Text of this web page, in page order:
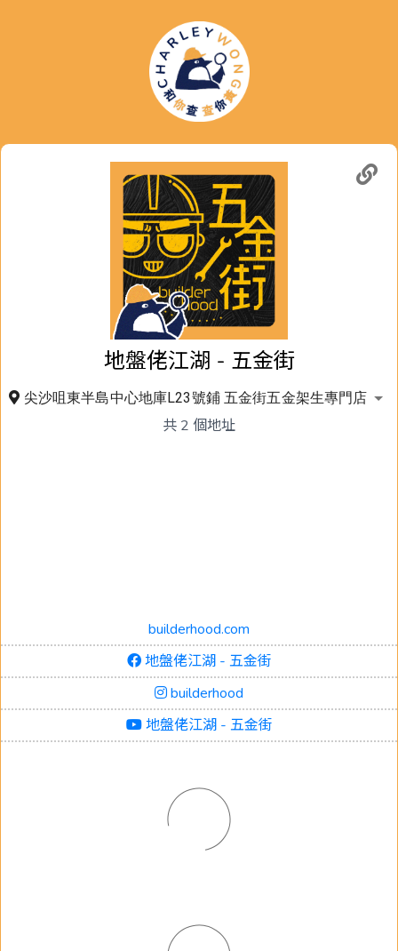
地盤佬江湖 - 五金街
尖沙咀東半島中心地庫L23號鋪 五金街五金架生專門店
共 2 個地址
builderhood.com
地盤佬江湖 - 五金街
builderhood
地盤佬江湖 - 五金街